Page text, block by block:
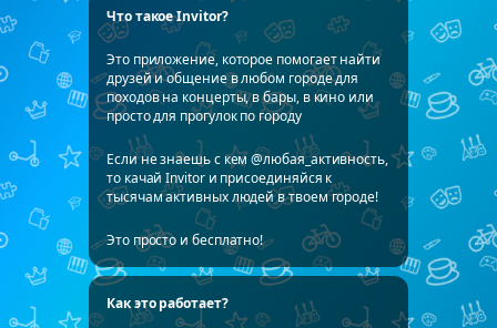
Что такое Invitor?
Это приложение, которое помогает найти
друзей и общение в любом городе для
походов на концерты, в бары, в кино или
просто для прогулок по городу
Если не знаешь с кем @любая_активность,
то качай Invitor и присоединяйся к
тысячам активных людей в твоем городе!
Это просто и бесплатно!
Как это работает?